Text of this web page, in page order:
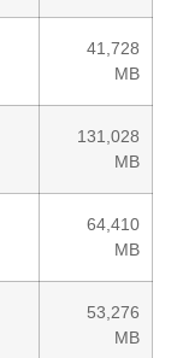
41,728
MB
131,028
MB
64,410
MB
53,276
MB